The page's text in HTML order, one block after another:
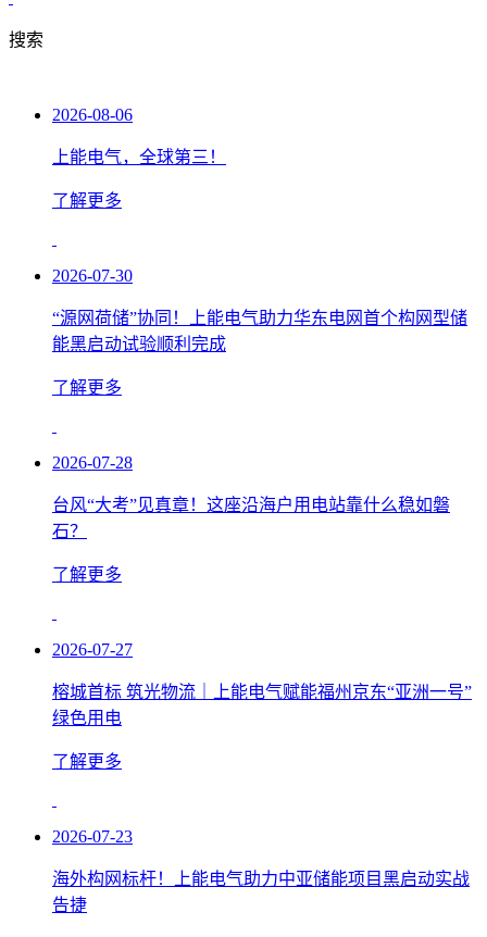
搜索
2026-08-06
上能电气，全球第三！
了解更多
2026-07-30
“源网荷储”协同！上能电气助力华东电网首个构网型储
能黑启动试验顺利完成
了解更多
2026-07-28
台风“大考”见真章！这座沿海户用电站靠什么稳如磐
石？
了解更多
2026-07-27
榕城首标 筑光物流｜上能电气赋能福州京东“亚洲一号”
绿色用电
了解更多
2026-07-23
海外构网标杆！上能电气助力中亚储能项目黑启动实战
告捷